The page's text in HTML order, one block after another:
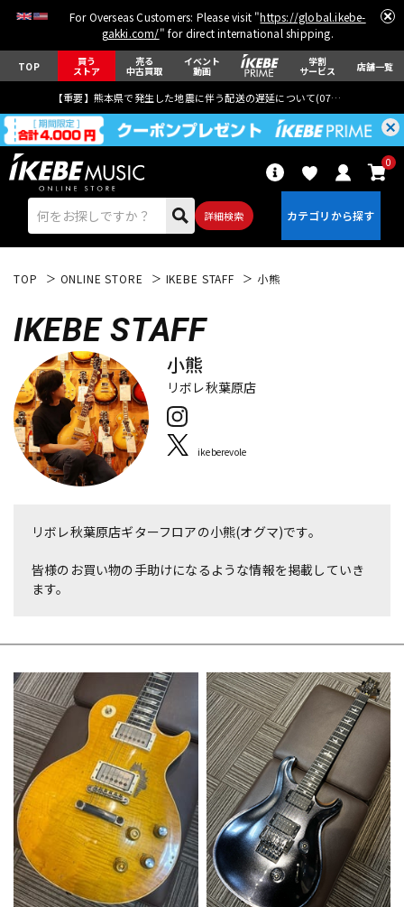
For Overseas Customers: Please visit "https://global.ikebe-
gakki.com/" for direct international shipping.
TOP 買う
ストア
売る
中古買取
イベント
動画
学割
サービス 店舗一覧
【重要】熊本県で発生した地震に伴う配送の遅延について(07月29日
詳細検索
0
エレキギター
ベース
キーボード 電子ピアノ
アンプ エフェクター
DJ機器 DTM
DTM オンライン納品 レコーディング機器
配信/ライブ機器 楽器アクセサリ
TOP ONLINE STORE IKEBE STAFF 小熊
IKEBE STAFF
小熊
リボレ秋葉原店
ikeberevole
リボレ秋葉原店ギターフロアの小熊(オグマ)です。
皆様のお買い物の手助けになるような情報を掲載していき
ます。